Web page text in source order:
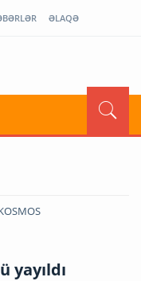
ƏLAQƏ
yayıldı